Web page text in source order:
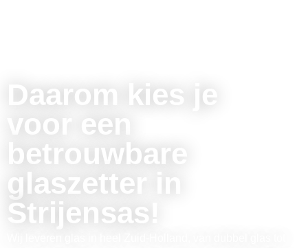
Daarom kies je
voor een
betrouwbare
glaszetter in
Strijensas!